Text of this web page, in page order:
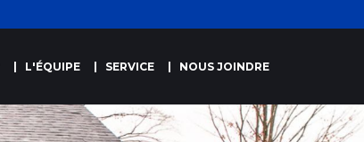
L'ÉQUIPE SERVICE NOUS JOINDRE